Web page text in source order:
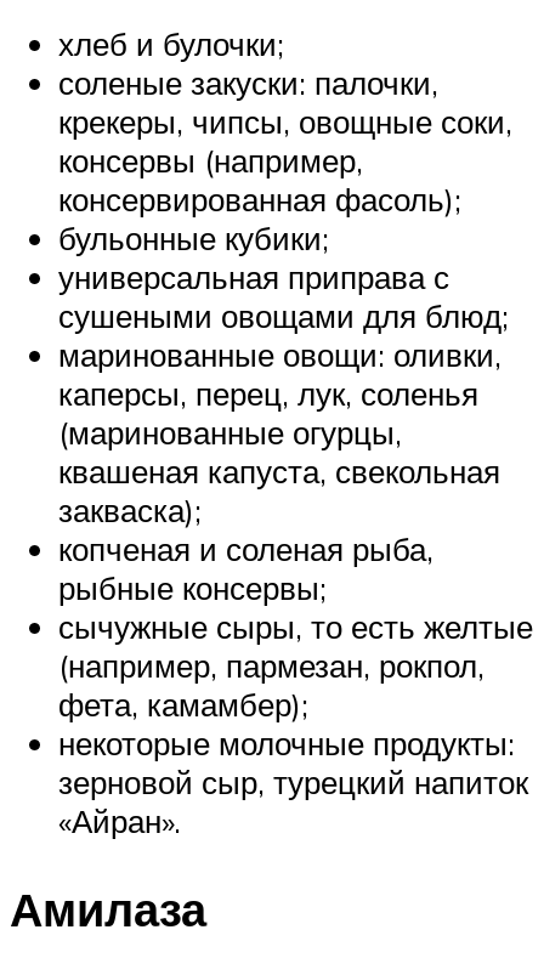
хлеб и булочки;
соленые закуски: палочки,
крекеры, чипсы, овощные соки,
консервы (например,
консервированная фасоль);
бульонные кубики;
универсальная приправа с
сушеными овощами для блюд;
маринованные овощи: оливки,
каперсы, перец, лук, соленья
(маринованные огурцы,
квашеная капуста, свекольная
закваска);
копченая и соленая рыба,
рыбные консервы;
сычужные сыры, то есть желтые
(например, пармезан, рокпол,
фета, камамбер);
некоторые молочные продукты:
зерновой сыр, турецкий напиток
«Айран».
Амилаза